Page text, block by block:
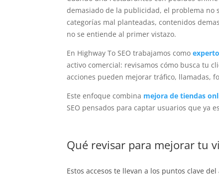
demasiado de la publicidad, el problema no
categorías mal planteadas, contenidos
no se entiende al primer vistazo.
En Highway To SEO trabajamos como
activo comercial: revisamos cómo busca tu
acciones pueden mejorar tráfico, llamadas,
Este enfoque combina mejora de tiendas
SEO pensados para captar usuarios que ya
Qué revisar para mejorar tu
Estos accesos te llevan a los puntos clave